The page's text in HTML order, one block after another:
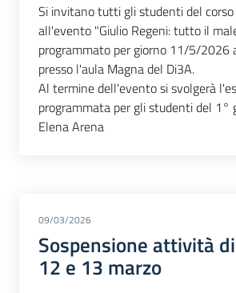
Si invitano tutti gli studenti del
all'evento "Giulio Regeni: tutto il
programmato per giorno 11/5/2026
presso l'aula Magna del Di3A.
Al termine dell'evento si svolgerà
programmata per gli studenti del 1°
Elena Arena
09/03/2026
Sospensione attività
12 e 13 marzo